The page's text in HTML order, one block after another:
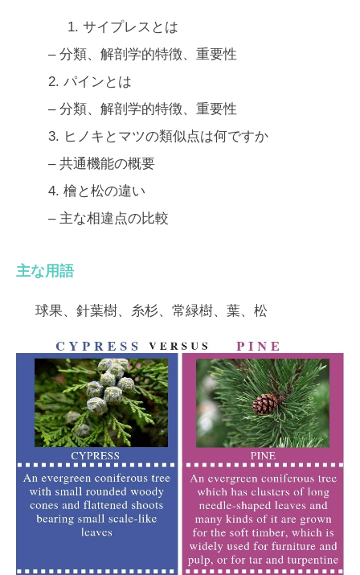
1. サイプレスとは
– 分類、解剖学的特徴、重要性
2. パインとは
– 分類、解剖学的特徴、重要性
3. ヒノキとマツの類似点は何ですか
– 共通機能の概要
4. 檜と松の違い
– 主な相違点の比較
主な用語
球果、針葉樹、糸杉、常緑樹、葉、松